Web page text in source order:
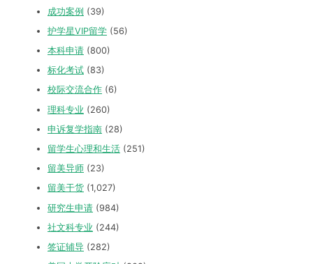
成功案例 (39)
护学星VIP留学 (56)
本科申请 (800)
标化考试 (83)
校际交流合作 (6)
理科专业 (260)
申诉复学指南 (28)
留学生心理和生活 (251)
留美导师 (23)
留美干货 (1,027)
研究生申请 (984)
社文科专业 (244)
签证辅导 (282)